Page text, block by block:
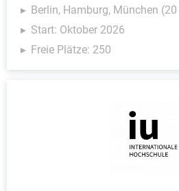
Berlin, Hamburg, München
Start: Oktober 2026
Freie Plätze: 250